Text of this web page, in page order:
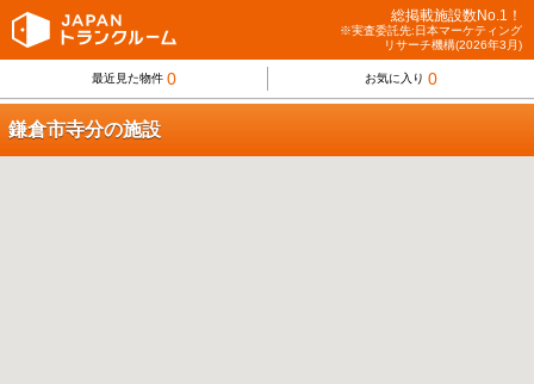
総掲載施設数No.1！
※実査委託先:日本マーケティング
リサーチ機構(2026年3月)
最近見た物件 0 お気に入り 0
鎌倉市寺分の施設